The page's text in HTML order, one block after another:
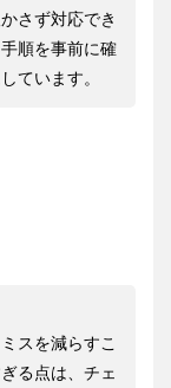
さず対応でき
順を事前に確
ています。
スを減らすこ
る点は、チェ